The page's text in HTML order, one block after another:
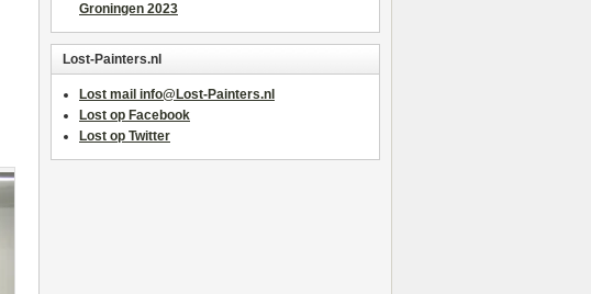
Groningen 2023
Lost-Painters.nl
Lost mail info@Lost-Painters.nl
Lost op Facebook
Lost op Twitter